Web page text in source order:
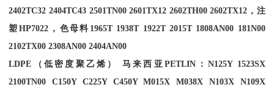
2402TC32 2404TC43 2501TN00 2601TX12 2602TH00 2602TX12 ，注
塑 HP7022，色母料 1965T 1938T 1922T 2015T 1808AN00 181N00
2102TX00 2308AN00 2404AN00
LDPE （低密度聚乙烯） 马来西亚 PETLIN：N125Y 1523SX
2100TN00 C150Y C225Y C450Y M015X M038X N103X N109X